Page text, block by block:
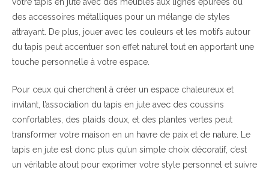
des accessoires métalliques pour un mélange de styles
attrayant. De plus, jouer avec les couleurs et les motifs autour
du tapis peut accentuer son effet naturel tout en apportant une
touche personnelle à votre espace.
Pour ceux qui cherchent à créer un espace chaleureux et
invitant, l’association du tapis en jute avec des coussins
confortables, des plaids doux, et des plantes vertes peut
transformer votre maison en un havre de paix et de nature. Le
tapis en jute est donc plus qu’un simple choix décoratif, c’est
un véritable atout pour exprimer votre style personnel et suivre